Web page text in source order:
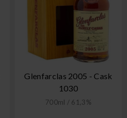
Glenfarclas 2005 - Cask
1030
700ml / 61,3%